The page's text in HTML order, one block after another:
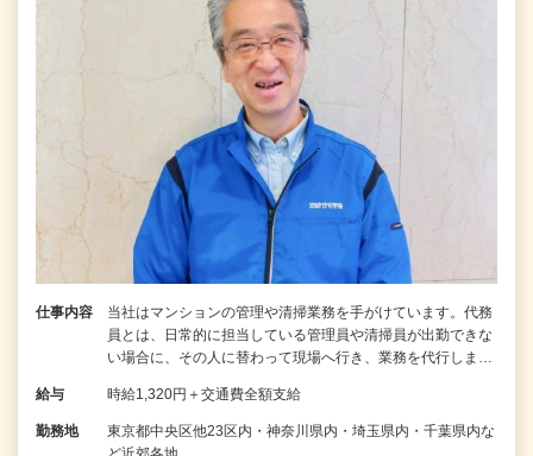
仕事内容
当社はマンションの管理や清掃業務を手がけています。代務
員とは、日常的に担当している管理員や清掃員が出勤できな
い場合に、その人に替わって現場へ行き、業務を代行しま…
給与 時給1,320円＋交通費全額支給
勤務地
東京都中央区他23区内・神奈川県内・埼玉県内・千葉県内な